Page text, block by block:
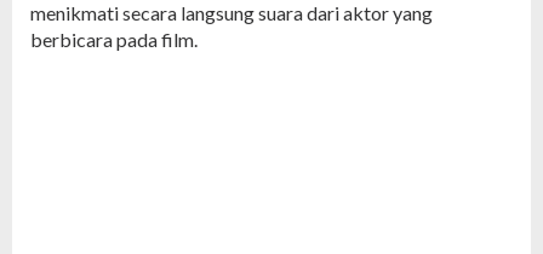
menikmati secara langsung suara dari aktor yang
berbicara pada film.